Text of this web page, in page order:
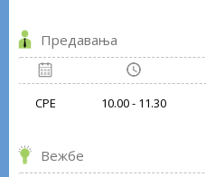
Предавања
СРЕ 10.00 - 11.30
Вежбе